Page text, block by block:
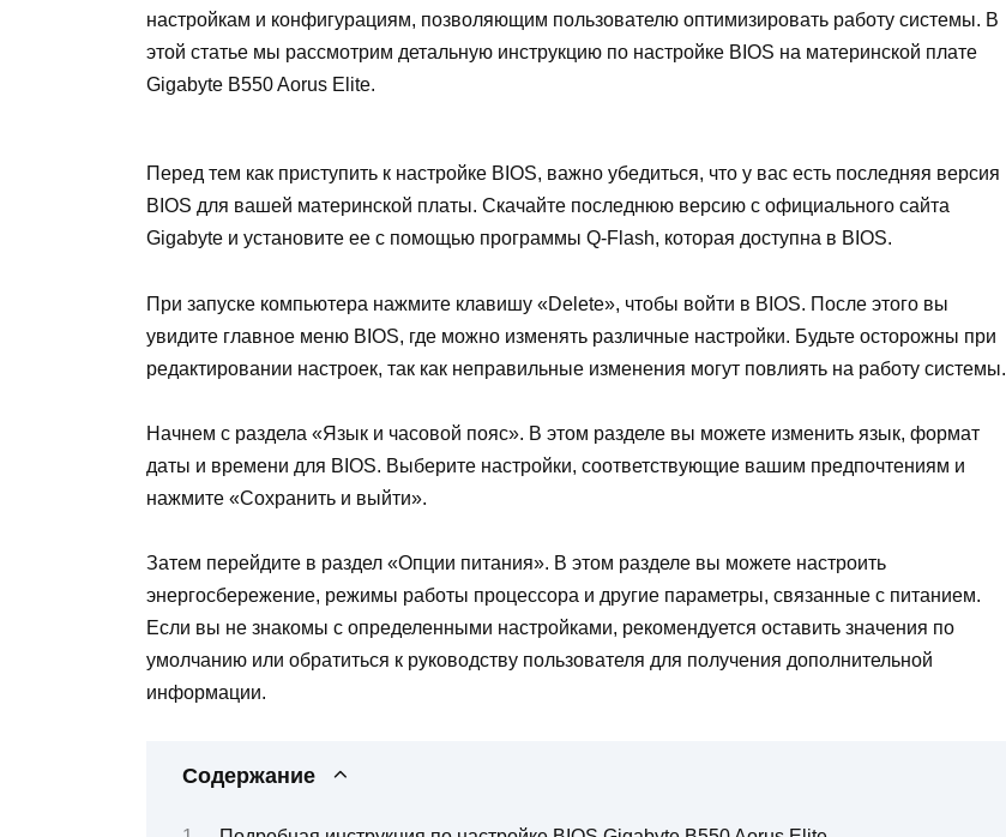
настройкам и конфигурациям, позволяющим пользователю оптимизировать работу системы. В
этой статье мы рассмотрим детальную инструкцию по настройке BIOS на материнской плате
Gigabyte B550 Aorus Elite.
Перед тем как приступить к настройке BIOS, важно убедиться, что у вас есть последняя версия
BIOS для вашей материнской платы. Скачайте последнюю версию с официального сайта
Gigabyte и установите ее с помощью программы Q-Flash, которая доступна в BIOS.
При запуске компьютера нажмите клавишу «Delete», чтобы войти в BIOS. После этого вы
увидите главное меню BIOS, где можно изменять различные настройки. Будьте осторожны при
редактировании настроек, так как неправильные изменения могут повлиять на работу системы.
Начнем с раздела «Язык и часовой пояс». В этом разделе вы можете изменить язык, формат
даты и времени для BIOS. Выберите настройки, соответствующие вашим предпочтениям и
нажмите «Сохранить и выйти».
Затем перейдите в раздел «Опции питания». В этом разделе вы можете настроить
энергосбережение, режимы работы процессора и другие параметры, связанные с питанием.
Если вы не знакомы с определенными настройками, рекомендуется оставить значения по
умолчанию или обратиться к руководству пользователя для получения дополнительной
информации.
Содержание